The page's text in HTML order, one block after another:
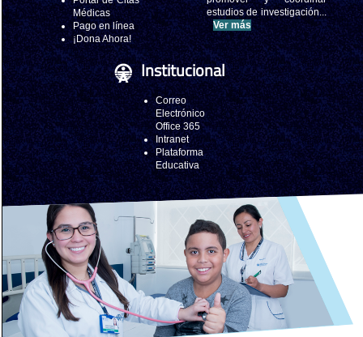
Médicas
Pago en línea
¡Dona Ahora!
estudios de investigación...
Ver más
Institucional
Correo
Electrónico
Office 365
Intranet
Plataforma
Educativa